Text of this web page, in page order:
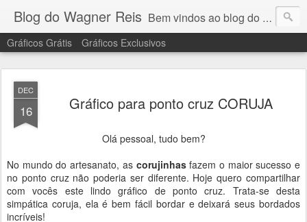
Blog do Wagner Reis Bem vindos ao blog do Wagner Reis. Acompanhe as vídeo aulas de ponto cruz, dicas, gráficos para ponto cruz e artesanatos e tudo para bordados em ponto cruz.
Gráficos Grátis Gráficos Exclusivos
DEC
16 Gráfico para ponto cruz CORUJA
Olá pessoal, tudo bem?
No mundo do artesanato, as corujinhasfazem o maior sucesso e
no ponto cruz não poderia ser diferente. Hoje quero compartilhar
com vocês este lindo gráfico de ponto cruz. Trata-se desta
simpática coruja, ela é bem fácil bordar e deixará seus bordados
incríveis!